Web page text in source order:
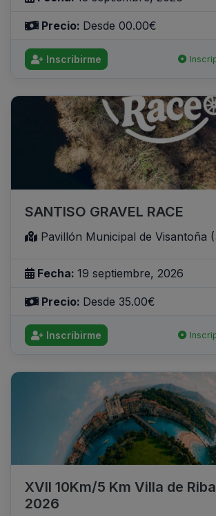
Precio: Desde 00.00€
Inscribirme
SANTISO GRAVEL RACE
Pavillón Municipal de Visantoña
Fecha: 19 septiembre, 2026
Precio: Desde 35.00€
Inscribirme
XVII 10Km/5 Km Villa de
2026